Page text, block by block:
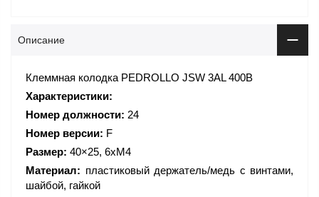
Описание
Клеммная колодка PEDROLLO JSW 3AL 400В
Характеристики:
Номер должности: 24
Номер версии: F
Размер: 40×25, 6xM4
Материал: пластиковый держатель/медь с винтами,
шайбой, гайкой